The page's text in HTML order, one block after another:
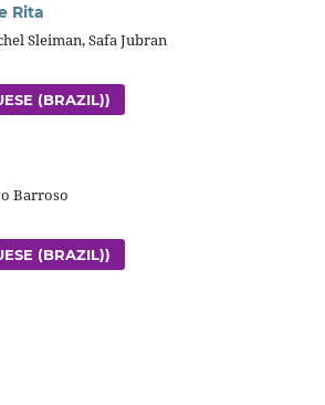
Rita
Sleiman, Safa Jubran
(BRAZIL))
Barroso
(BRAZIL))